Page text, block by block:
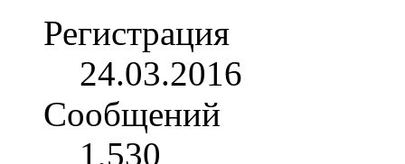
Регистрация
24.03.2016
Сообщений
1,530